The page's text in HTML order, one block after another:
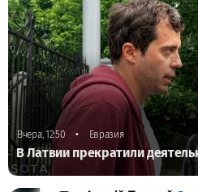
Вчера, 12:50 • Евразия
В Латвии прекратили